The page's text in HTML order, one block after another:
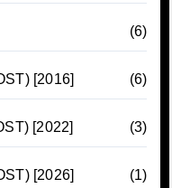
(6)
[2016] (6)
[2022] (3)
[2026] (1)